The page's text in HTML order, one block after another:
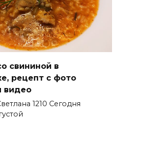
свининой в
рецепт с фото
видео
1210 Сегодня